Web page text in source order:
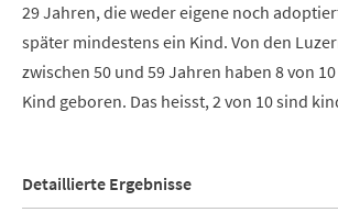
29 Jahren, die weder eigene noch
später mindestens ein Kind. Von den
zwischen 50 und 59 Jahren haben 8 von
Kind geboren. Das heisst, 2 von 10 sind
Detaillierte Ergebnisse